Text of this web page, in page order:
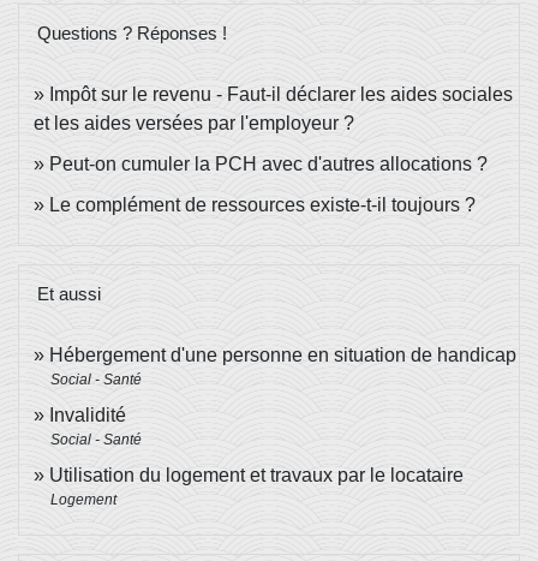
Questions ? Réponses !
Impôt sur le revenu - Faut-il déclarer les aides sociales
et les aides versées par l'employeur ?
Peut-on cumuler la PCH avec d'autres allocations ?
Le complément de ressources existe-t-il toujours ?
Et aussi
Hébergement d'une personne en situation de handicap
Social - Santé
Invalidité
Social - Santé
Utilisation du logement et travaux par le locataire
Logement